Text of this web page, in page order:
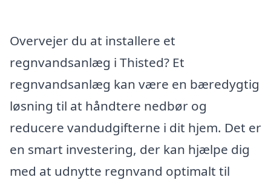
Overvejer du at installere et
regnvandsanlæg i Thisted? Et
regnvandsanlæg kan være en bæredygtig
løsning til at håndtere nedbør og
reducere vandudgifterne i dit hjem. Det er
en smart investering, der kan hjælpe dig
med at udnytte regnvand optimalt til